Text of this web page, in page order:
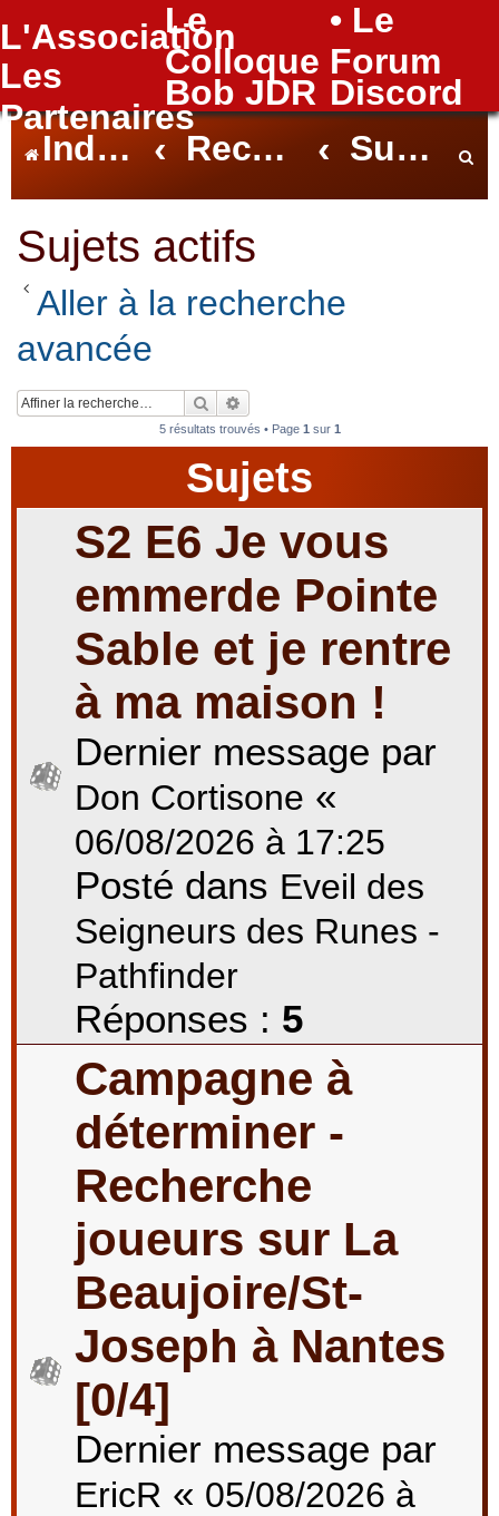
L'Association
Le
Colloque
• Le
Forum
Les
Partenaires
Bob JDR Discord
FAQ
Index du forum Rechercher Sujets actifs
Sujets actifs
Aller à la recherche
avancée
Rechercher
5 résultats trouvés • Page 1 sur 1
Sujets
S2 E6 Je vous
emmerde Pointe
Sable et je rentre
à ma maison !
Dernier message par
Don Cortisone «
06/08/2026 à 17:25
Posté dans Eveil des
Seigneurs des Runes -
Pathfinder
Réponses : 5
Campagne à
déterminer -
Recherche
joueurs sur La
Beaujoire/St-
Joseph à Nantes
[0/4]
Dernier message par
EricR « 05/08/2026 à